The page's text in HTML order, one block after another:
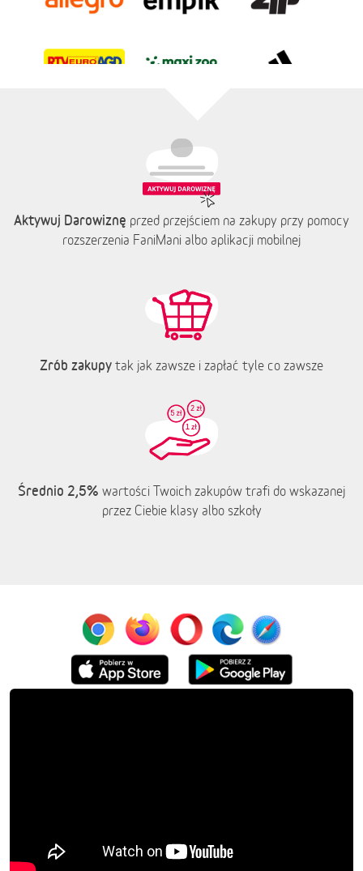
Aktywuj Darowiznę przed przejściem na zakupy przy pomocy
rozszerzenia FaniMani albo aplikacji mobilnej
Zrób zakupy tak jak zawsze i zapłać tyle co zawsze
Średnio 2,5% wartości Twoich zakupów trafi do wskazanej
przez Ciebie klasy albo szkoły